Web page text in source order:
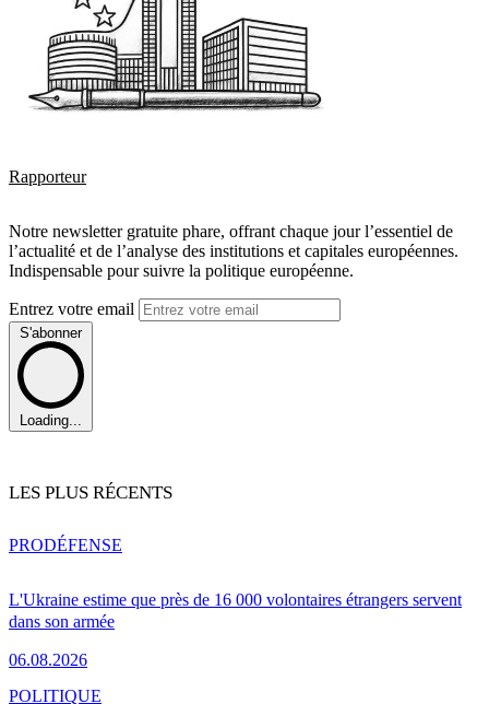
Rapporteur
Notre newsletter gratuite phare, offrant chaque jour l’essentiel de
l’actualité et de l’analyse des institutions et capitales européennes.
Indispensable pour suivre la politique européenne.
Entrez votre email
S'abonner
Loading...
LES PLUS RÉCENTS
L'Ukraine estime que près de 16 000 volontaires étrangers servent
dans son armée
06.08.2026
PRODÉFENSE
POLITIQUE